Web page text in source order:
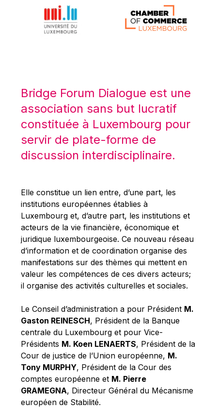
Lucas Papademos
Máire Geoghegan-Quinn
Mario Centeno
Mario Monti
Maroš ŠEFČOVIČ
Martin Bailey
Martine Reicherts
Michael Sohlman
Michel Goedert
Mireille Delmas-Marty
Nobuo Tanaka
Otmar Issing
Paolo Mengozzi
Paschal Donohoe
Pat Cox
Patrizia Nanz
Philippe Maystadt
Pierre Gramegna
Richard Pelly
Robert Goebbels
Robert REYNDERS
Bridge Forum Dialogue est une
association sans but lucratif
constituée à Luxembourg pour
servir de plate-forme de
discussion interdisciplinaire.
Elle constitue un lien entre, d’une part, les
institutions européennes établies à
Luxembourg et, d’autre part, les institutions et
acteurs de la vie financière, économique et
juridique luxembourgeoise. Ce nouveau réseau
d’information et de coordination organise des
manifestations sur des thèmes qui mettent en
valeur les compétences de ces divers acteurs;
il organise des activités culturelles et sociales.
Le Conseil d’administration a pour Président M.
Gaston REINESCH, Président de la Banque
centrale du Luxembourg et pour Vice-
Présidents M. Koen LENAERTS, Président de la
Cour de justice de l’Union européenne, M.
Tony MURPHY, Président de la Cour des
comptes européenne et M. Pierre
GRAMEGNA, Directeur Général du Mécanisme
européen de Stabilité.